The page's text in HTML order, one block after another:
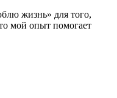
жизнь» для того,
мой опыт помогает